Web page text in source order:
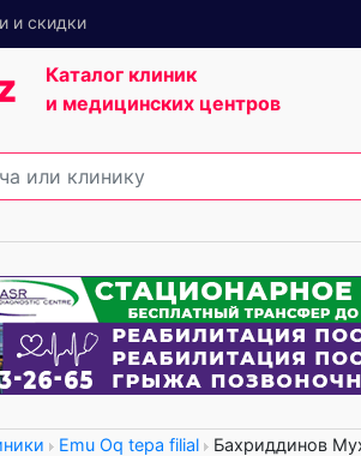
и скидки
Каталог клиник
и медицинских центров
Emu Oq tepa filial Бахриддинов